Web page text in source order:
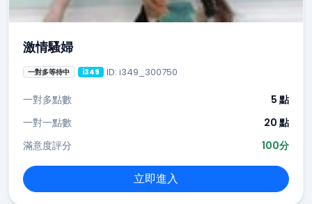
激情騷婦
一對多等待中 i349 ID: i349_300750
一對多點數
5 點
一對一點數
20 點
滿意度評分
100分
立即進入